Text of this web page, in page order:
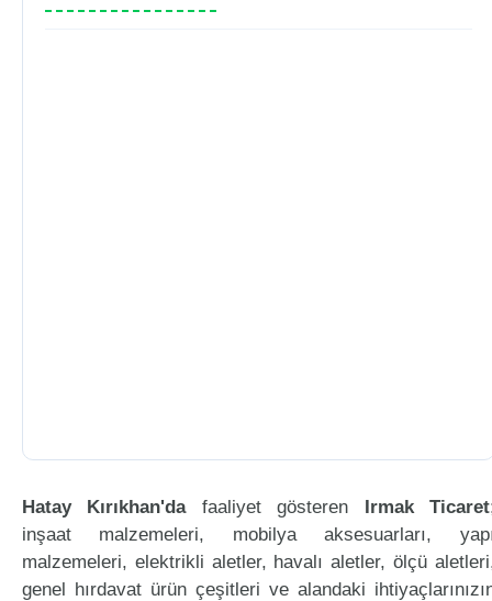
Hatay Kırıkhan'dafaaliyet gösteren Irmak Ticaret
inşaat malzemeleri, mobilya aksesuarları,
malzemeleri, elektrikli aletler, havalı aletler, ölçü
genel hırdavat ürün çeşitleri ve alandaki